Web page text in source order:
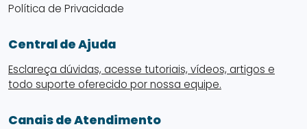
Política de Privacidade
Central de Ajuda
Esclareça dúvidas, acesse tutoriais, vídeos, artigos e
todo suporte oferecido por nossa equipe.
Canais de Atendimento